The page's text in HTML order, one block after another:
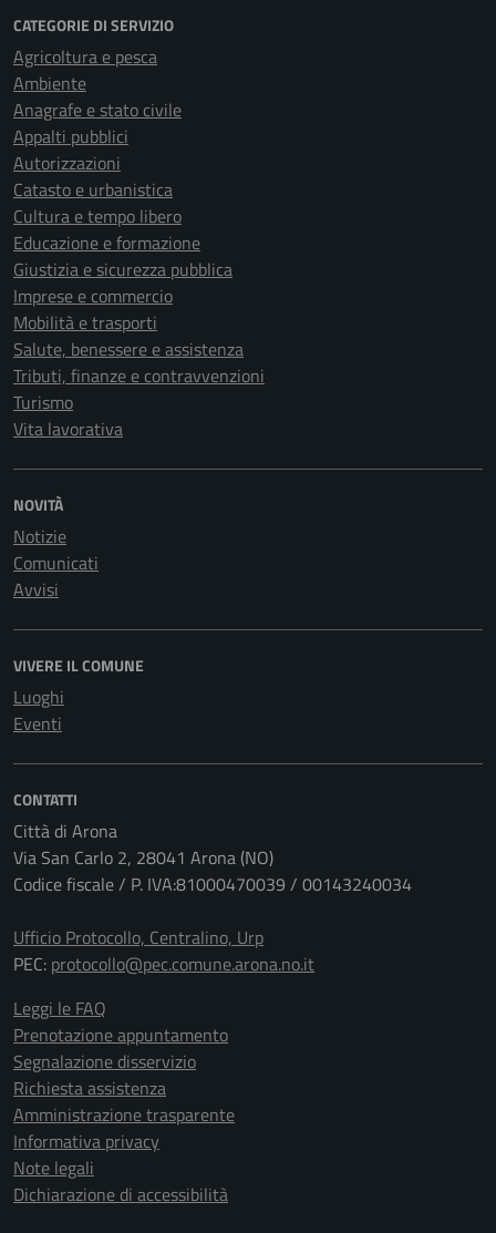
CATEGORIE DI SERVIZIO
Agricoltura e pesca
Ambiente
Anagrafe e stato civile
Appalti pubblici
Autorizzazioni
Catasto e urbanistica
Cultura e tempo libero
Educazione e formazione
Giustizia e sicurezza pubblica
Imprese e commercio
Mobilità e trasporti
Salute, benessere e assistenza
Tributi, finanze e contravvenzioni
Turismo
Vita lavorativa
NOVITÀ
Notizie
Comunicati
Avvisi
VIVERE IL COMUNE
Luoghi
Eventi
CONTATTI
Città di Arona
Via San Carlo 2, 28041 Arona (NO)
Codice fiscale / P. IVA:81000470039 / 00143240034
Ufficio Protocollo, Centralino, Urp
PEC: protocollo@pec.comune.arona.no.it
Leggi le FAQ
Prenotazione appuntamento
Segnalazione disservizio
Richiesta assistenza
Amministrazione trasparente
Informativa privacy
Note legali
Dichiarazione di accessibilità